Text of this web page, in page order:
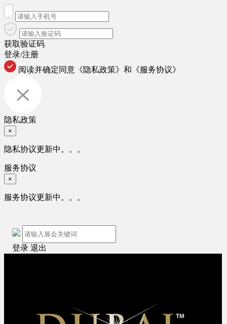
获取验证码
登录/注册
阅读并确定同意 《隐私政策》 和 《服务协议》
隐私政策
×
隐私协议更新中。。。
服务协议
×
服务协议更新中。。。
登录 退出